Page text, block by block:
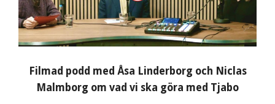
Filmad podd med Åsa Linderborg och Niclas
Malmborg om vad vi ska göra med Tjabo